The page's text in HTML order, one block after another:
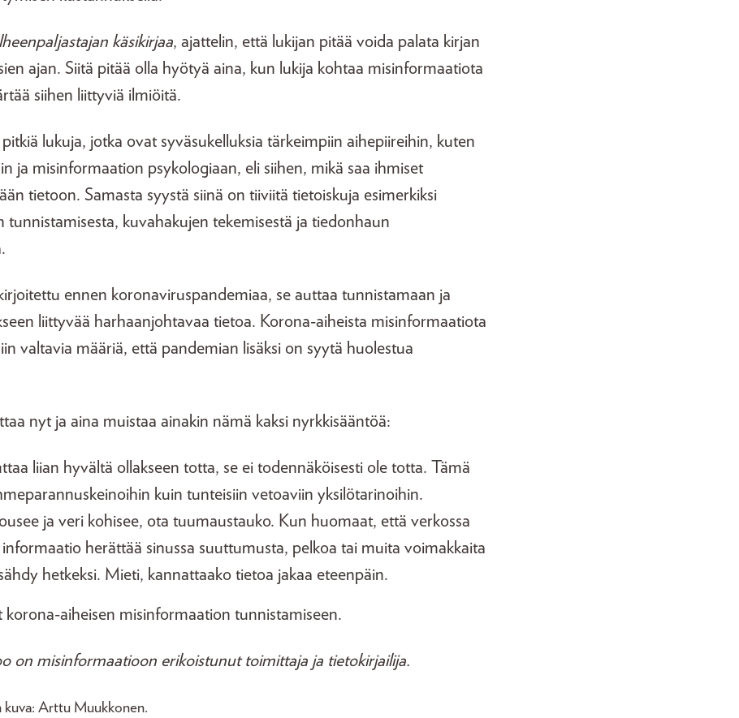
käsikirjaa, ajattelin, että lukijan pitää voida palata kirjan
ajan. Siitä pitää olla hyötyä aina, kun lukija kohtaa misinformaatiota
siihen liittyviä ilmiöitä.
pitkiä lukuja, jotka ovat syväsukelluksia tärkeimpiin aihepiireihin, kuten
ja misinformaation psykologiaan, eli siihen, mikä saa ihmiset
tietoon. Samasta syystä siinä on tiiviitä tietoiskuja esimerkiksi
tunnistamisesta, kuvahakujen tekemisestä ja tiedonhaun
ennen koronaviruspandemiaa, se auttaa tunnistamaan ja
liittyvää harhaanjohtavaa tietoa. Korona-aiheista misinformaatiota
valtavia määriä, että pandemian lisäksi on syytä huolestua
nyt ja aina muistaa ainakin nämä kaksi nyrkkisääntöä:
liian hyvältä ollakseen totta, se ei todennäköisesti ole totta. Tämä
kuin tunteisiin vetoaviin yksilötarinoihin.
ja veri kohisee, ota tuumaustauko. Kun huomaat, että verkossa
informaatio herättää sinussa suuttumusta, pelkoa tai muita voimakkaita
hetkeksi. Mieti, kannattaako tietoa jakaa eteenpäin.
korona-aiheisen misinformaation tunnistamiseen.
on misinformaatioon erikoistunut toimittaja ja tietokirjailija.
kuva: Arttu Muukkonen.